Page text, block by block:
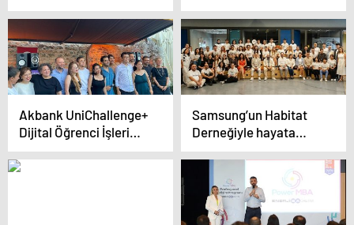
İçin özel anma
programı
Gelişinin 98. Yılı Kutladı
Akbank UniChallenge+
Dijital Öğrenci İşleri
Eğitim Kampı 10. Yılını
Tamamladı
Samsung’un Habitat
Derneğiyle hayata
geçirdiği Solve for
kazananları ödüllerini
aldı